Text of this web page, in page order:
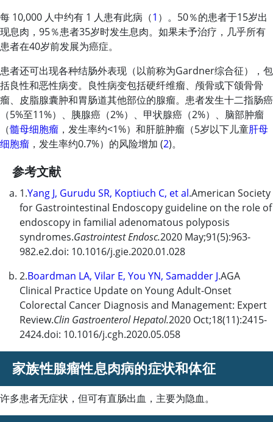
每 10,000 人中约有 1 人患有此病（1 ）。50％的患者于15岁出
现息肉，95％患者35岁时发生息肉。如果未予治疗，几乎所有
患者在40岁前发展为癌症。
患者还可出现各种结肠外表现（以前称为Gardner综合征），包
括良性和恶性病变。良性病变包括硬纤维瘤、颅骨或下颌骨骨
瘤、皮脂腺囊肿和胃肠道其他部位的腺瘤。患者发生十二指肠癌
（5%至11%）、胰腺癌（2%）、甲状腺癌（2%）、脑部肿瘤
（髓母细胞瘤 ，发生率约<1%）和肝脏肿瘤（5岁以下儿童肝母
细胞瘤 ，发生率约0.7%）的风险增加 (2)。
参考文献
1.Yang J, Gurudu SR, Koptiuch C, et al.American Society
for Gastrointestinal Endoscopy guideline on the role of
endoscopy in familial adenomatous polyposis
syndromes.Gastrointest Endosc.2020 May;91(5):963-
982.e2.doi: 10.1016/j.gie.2020.01.028
2.Boardman LA, Vilar E, You YN, Samadder J.AGA
Clinical Practice Update on Young Adult-Onset
Colorectal Cancer Diagnosis and Management: Expert
Review.Clin Gastroenterol Hepatol.2020 Oct;18(11):2415-
2424.doi: 10.1016/j.cgh.2020.05.058
家族性腺瘤性息肉病的症状和体征
许多患者无症状，但可有直肠出血，主要为隐血。